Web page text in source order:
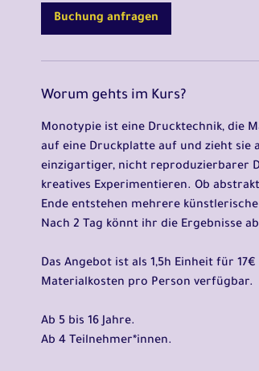
i
.
t
.
Buchung anfragen
Worum gehts im Kurs?
Monotypie ist eine Drucktechnik, die
auf eine Druckplatte auf und zieht sie
einzigartiger, nicht reproduzierbarer
kreatives Experimentieren. Ob
Ende entstehen mehrere
Nach 2 Tag könnt ihr die Ergebnisse
Das Angebot ist als 1,5h Einheit für
Materialkosten pro Person verfügbar.
Ab 5 bis 16 Jahre.
Ab 4 Teilnehmer*innen.